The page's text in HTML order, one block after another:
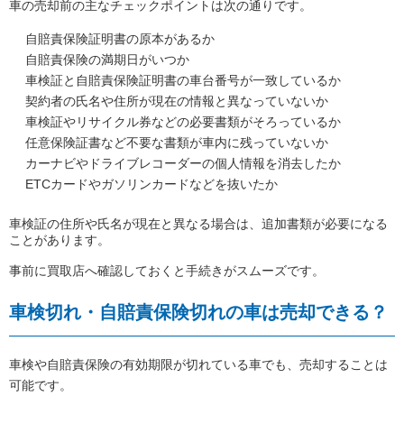
車の売却前の主なチェックポイントは次の通りです。
自賠責保険証明書の原本があるか
自賠責保険の満期日がいつか
車検証と自賠責保険証明書の車台番号が一致しているか
契約者の氏名や住所が現在の情報と異なっていないか
車検証やリサイクル券などの必要書類がそろっているか
任意保険証書など不要な書類が車内に残っていないか
カーナビやドライブレコーダーの個人情報を消去したか
ETCカードやガソリンカードなどを抜いたか
車検証の住所や氏名が現在と異なる場合は、追加書類が必要になる
ことがあります。
事前に買取店へ確認しておくと手続きがスムーズです。
車検切れ・自賠責保険切れの車は売却できる？
車検や自賠責保険の有効期限が切れている車でも、売却することは
可能です。